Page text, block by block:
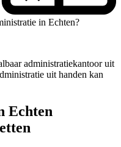
in Echten?
administratiekantoor uit
uit handen kan
Echten